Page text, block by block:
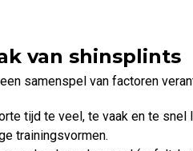
van shinsplints
samenspel van factoren
tijd te veel, te vaak en te snel
trainingsvormen.